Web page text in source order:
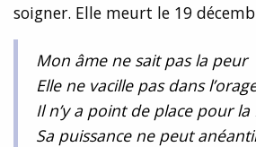
soigner. Elle meurt le 19
Mon âme ne sait pas la peur
Elle ne vacille pas dans
Il n’y a point de place pour
Sa puissance ne peut